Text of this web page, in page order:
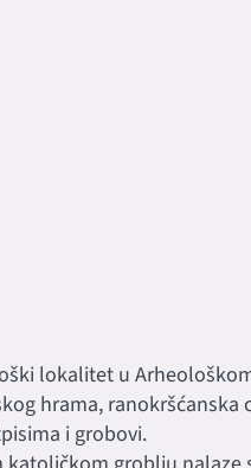
lokalitet u
hrama, ranokršćanska
i grobovi.